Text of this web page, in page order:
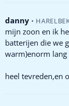
danny •
mijn zoon en ik
batterijen die we
warm)enorm lang
heel tevreden,en